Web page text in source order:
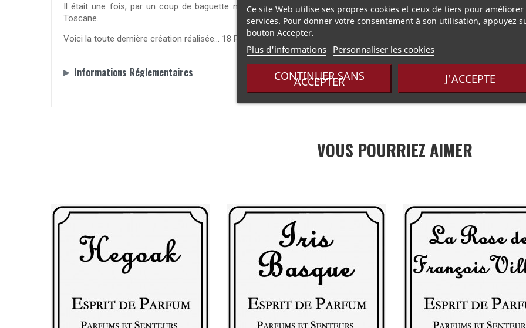
Ce site Web utilise ses propres cookies et ceux de tiers pour améliorer
services. Pour donner votre consentement à son utilisation, appuyez
bouton Accepter.
Plus d'informations Personnaliser les cookies
CONTINUER SANS
ACCEPTER J'ACCEPTE
Il était une fois, par un coup de baguette magique, la Place des Vosges devenue un champ de lauriers roses et
Toscane.
Voici la toute dernière création réalisée... 18 PLACE des VOSGES est une composition fleurie, fraîche, légère et
Informations Réglementaires
▶
VOUS POURRIEZ AIMER